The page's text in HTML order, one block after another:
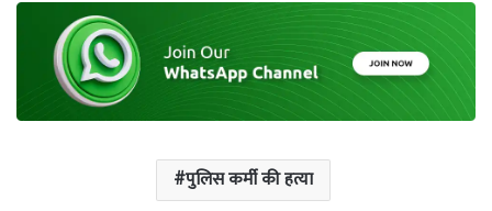
पुलिस कर्मी की हत्या